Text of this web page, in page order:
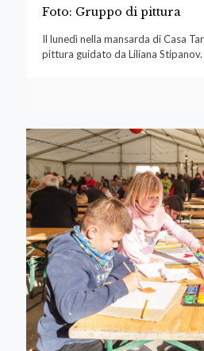
Foto: Gruppo di pittura
Il lunedì nella mansarda di Casa
pittura guidato da Liliana